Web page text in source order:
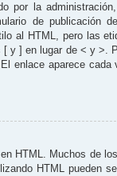
por la
de publicación
al HTML, pero las
[ y ] en lugar de < y >.
enlace aparece
HTML. Muchos de
HTML pueden